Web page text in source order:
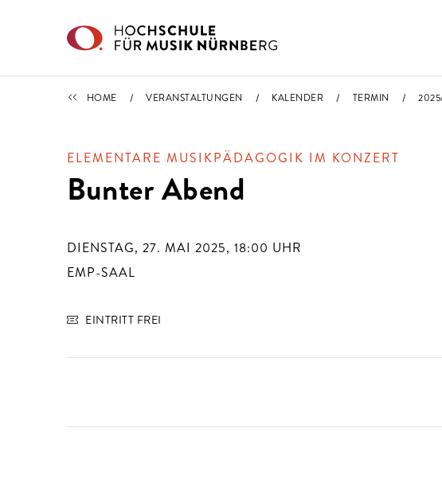
TERMINE
HOME VERANSTALTUNGEN KALENDER TERMIN
ELEMENTARE MUSIKPÄDAGOGIK IM KONZERT
Bunter Abend
DIENSTAG, 27. MAI 2025, 18:00 UHR
EMP-SAAL
EINTRITT FREI